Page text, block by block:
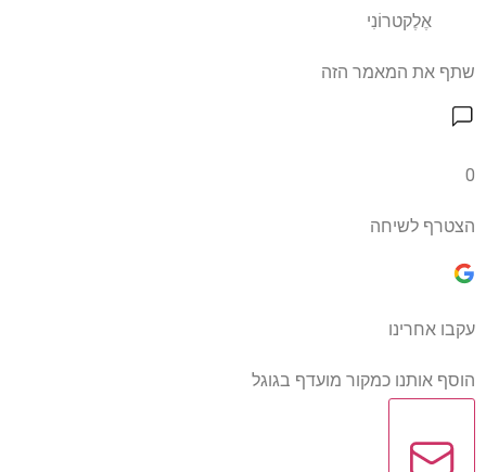
אֶלֶקטרוֹנִי
שתף את המאמר הזה
0
הצטרף לשיחה
עקבו אחרינו
הוסף אותנו כמקור מועדף בגוגל